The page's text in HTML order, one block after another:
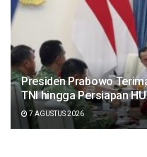
Presiden Prabowo
TNI hingga Persiapan
7 AGUSTUS 2026